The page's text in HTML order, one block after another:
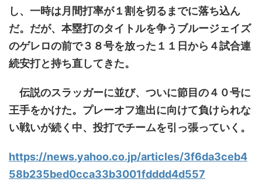
し、一時は月間打率が１割を切るまでに落ち込ん
だ。だが、本塁打のタイトルを争うブルージェイズ
のゲレロの前で３８号を放った１１日から４試合連
続安打と持ち直してきた。
伝説のスラッガーに並び、ついに節目の４０号に
王手をかけた。プレーオフ進出に向けて負けられな
い戦いが続く中、投打でチームを引っ張っていく。
https://news.yahoo.co.jp/articles/3f6da3ceb4
58b235bed0cca33b3001fdddd4d557